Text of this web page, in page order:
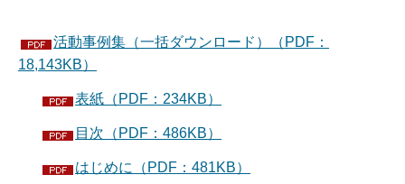
活動事例集（一括ダウンロード）（PDF：
18,143KB）
表紙（PDF：234KB）
目次（PDF：486KB）
はじめに（PDF：481KB）